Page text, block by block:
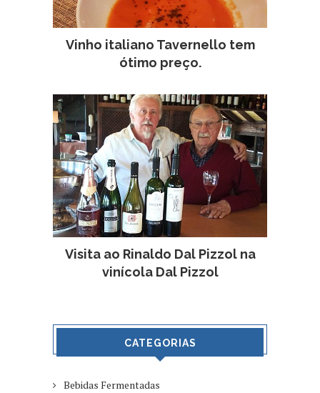
Vinho italiano Tavernello tem
ótimo preço.
Visita ao Rinaldo Dal Pizzol na
vinícola Dal Pizzol
CATEGORIAS
Bebidas Fermentadas